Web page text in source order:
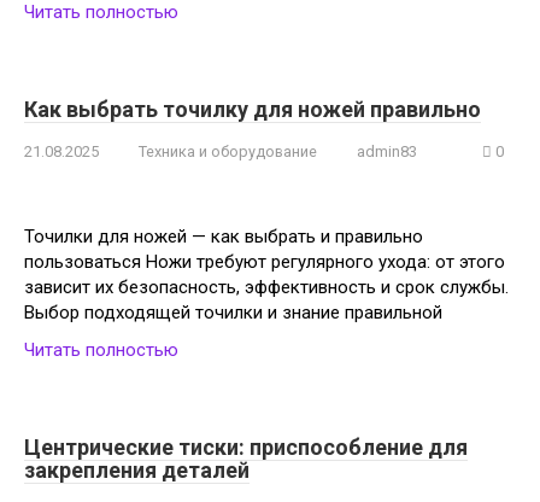
Читать полностью
Как выбрать точилку для ножей правильно
21.08.2025 Техника и оборудование admin83 0
Точилки для ножей — как выбрать и правильно
пользоваться Ножи требуют регулярного ухода: от этого
зависит их безопасность, эффективность и срок службы.
Выбор подходящей точилки и знание правильной
Читать полностью
Центрические тиски: приспособление для
закрепления деталей